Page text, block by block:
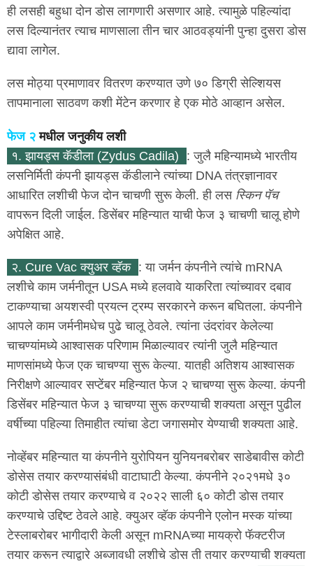
ही लसही बहुधा दोन डोस लागणारी असणार आहे. त्यामुळे पहिल्यांदा
लस दिल्यानंतर त्याच माणसाला तीन चार आठवड्यांनी पुन्हा दुसरा डोस
द्यावा लागेल.
लस मोठ्या प्रमाणावर वितरण करण्यात उणे ७० डिग्री सेल्शियस
तापमानाला साठवण कशी मेंटेन करणार हे एक मोठे आव्हान असेल.
फेज २ मधील जनुकीय लशी
१. झायड्स कॅडीला (Zydus Cadila)
: जुलै महिन्यामध्ये भारतीय
लसनिर्मिती कंपनी झायड्स कॅडीलाने त्यांच्या DNA तंत्रज्ञानावर
आधारित लशीची फेज दोन चाचणी सुरू केली. ही लस स्किन पॅच
वापरून दिली जाईल. डिसेंबर महिन्यात याची फेज ३ चाचणी चालू होणे
अपेक्षित आहे.
२. Cure Vac क्युअर व्हॅक : या जर्मन कंपनीने त्यांचे mRNA
लशीचे काम जर्मनीतून USA मध्ये हलवावे याकरिता त्यांच्यावर दबाव
टाकण्याचा अयशस्वी प्रयत्न ट्रम्प सरकारने करून बघितला. कंपनीने
आपले काम जर्मनीमधेच पुढे चालू ठेवले. त्यांना उंदरांवर केलेल्या
चाचण्यांमध्ये आश्वासक परिणाम मिळाल्यावर त्यांनी जुलै महिन्यात
माणसांमध्ये फेज एक चाचण्या सुरू केल्या. यातही अतिशय आश्वासक
निरीक्षणे आल्यावर सप्टेंबर महिन्यात फेज २ चाचण्या सुरू केल्या. कंपनी
डिसेंबर महिन्यात फेज ३ चाचण्या सुरू करण्याची शक्यता असून पुढील
वर्षीच्या पहिल्या तिमाहीत त्यांचा डेटा जगासमोर येण्याची शक्यता आहे.
नोव्हेंबर महिन्यात या कंपनीने युरोपियन युनियनबरोबर साडेबावीस कोटी
डोसेस तयार करण्यासंबंधी वाटाघाटी केल्या. कंपनीने २०२१मधे ३०
कोटी डोसेस तयार करण्याचे व २०२२ साली ६० कोटी डोस तयार
करण्याचे उद्दिष्ट ठेवले आहे. क्युअर व्हॅक कंपनीने एलोन मस्क यांच्या
टेस्लाबरोबर भागीदारी केली असून mRNAच्या मायक्रो फॅक्टरीज
तयार करून त्याद्वारे अब्जावधी लशीचे डोस ती तयार करण्याची शक्यता